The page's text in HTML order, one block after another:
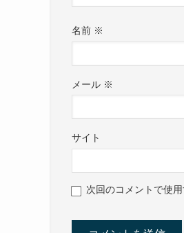
名前 ※
メール ※
サイト
次回のコメントで使